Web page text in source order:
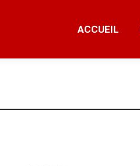
ACCUEIL
ACCUEIL